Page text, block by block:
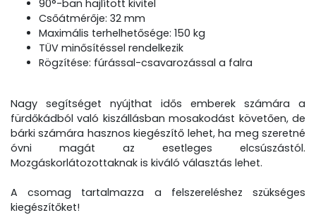
90°-ban hajlított kivitel
Csőátmérője: 32 mm
Maximális terhelhetősége: 150 kg
TÜV minősítéssel rendelkezik
Rögzítése: fúrással-csavarozással a falra
Nagy segítséget nyújthat idős emberek számára a
fürdőkádból való kiszállásban mosakodást követően, de
bárki számára hasznos kiegészítő lehet, ha meg szeretné
óvni magát az esetleges elcsúszástól.
Mozgáskorlátozottaknak is kiváló választás lehet.
A csomag tartalmazza a felszereléshez szükséges
kiegészítőket!